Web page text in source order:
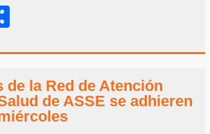
de la Red de Atención
ASSE‏ se adhieren